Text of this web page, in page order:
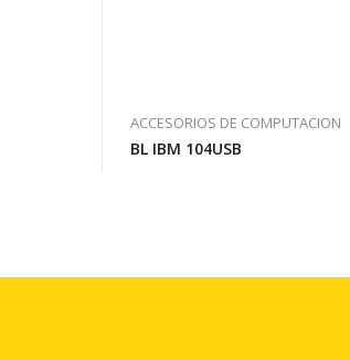
ACCESORIOS DE COMPUTACION
BL IBM 104USB